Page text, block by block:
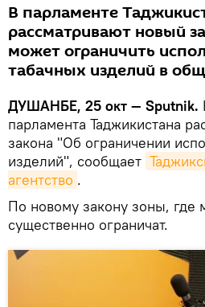
В парламенте
рассматривают новый
может ограничить
табачных изделий в
ДУШАНБЕ, 25 окт — Sputnik.
парламента Таджикистана
закона "Об ограничении
изделий", сообщает
агентство .
По новому закону зоны, где
существенно ограничат.